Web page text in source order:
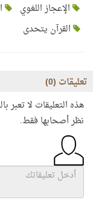
الإعجاز اللغوي
القرآن يتحدى
تعليقات (0
)
هذه التعليقات لا
نظر أصحابها فقط.